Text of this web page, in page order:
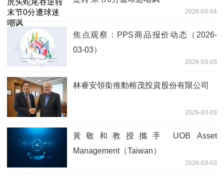
2026-03-04
焦点观察：PPS商品报价动态（2026-
03-03）
2026-03-03
林睿安領銜推動榕茂投資股份有限公司
2026-03-03
黃敬和教授攜手 UOB Asset
Management（Taiwan）
2026-03-03